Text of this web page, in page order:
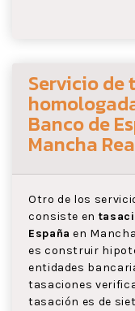
Servicio de
Banco de
Mancha
Otro de los
consiste en
España en
es construir
entidades
tasaciones
tasación es de